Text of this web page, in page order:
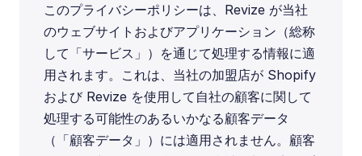
このプライバシーポリシーは、Revize が当社
のウェブサイトおよびアプリケーション（総称
して「サービス」）を通じて処理する情報に適
用されます。これは、当社の加盟店が Shopify
および Revize を使用して自社の顧客に関して
処理する可能性のあるいかなる顧客データ
（「顧客データ」）には適用されません。顧客